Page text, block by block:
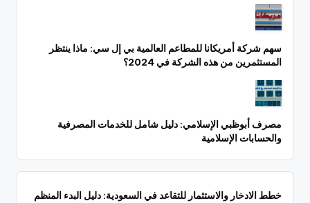
سهم شركة أمريكانا للمطاعم العالمية بي إل سي: ماذا ينتظر
المستثمرين من هذه الشركة في 2024؟
مصرف أبوظبي الإسلامي: دليل شامل للخدمات المصرفية
والحسابات الإسلامية
خطط الادخار والاستثمار للتقاعد في السعودية: دليل البدء المنظم